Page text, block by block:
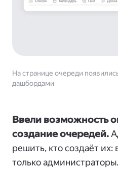
На странице очереди
дашбордами
Ввели возможность
создание очередей.
решить, кто создаёт их:
только